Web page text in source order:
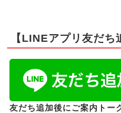
【LINEアプリ友だち
友だち追加後にご案内トー